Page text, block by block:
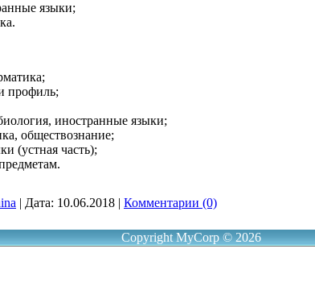
языки;
профиль;
иностранные языки;
обществознание;
(устная часть);
| Дата: 10.06.2018 | Комментарии (0)
Copyright MyCorp © 2026